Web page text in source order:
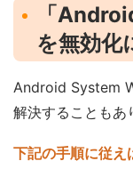
「
を無効化
Android System
解決することもあ
下記の手順に従え